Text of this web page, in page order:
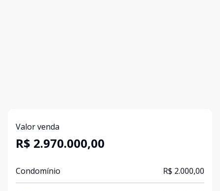
Valor venda
R$ 2.970.000,00
Condomínio R$ 2.000,00